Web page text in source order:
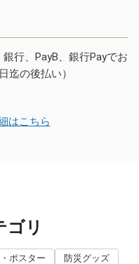
行、PayB、銀行Payでお
迄の後払い）
はこちら
ゴリ
ポスター
防災グッズ